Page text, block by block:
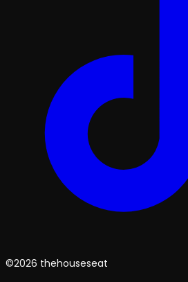
©2026 thehouseseat